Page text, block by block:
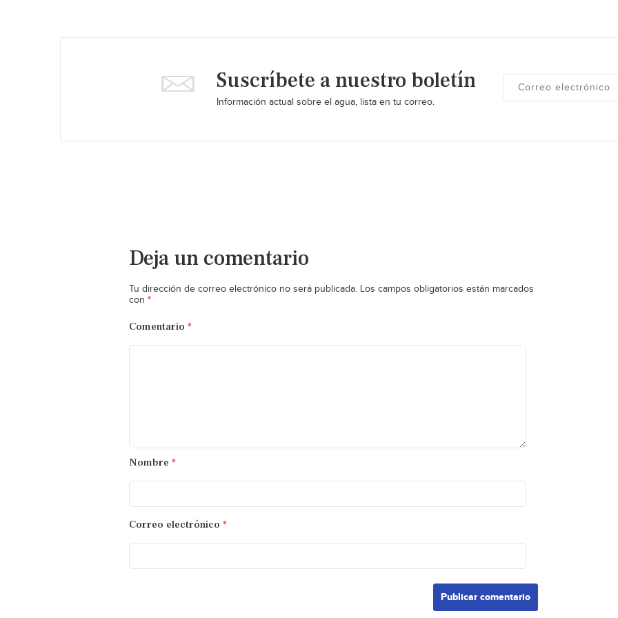
Suscríbete a nuestro boletín
Información actual sobre el agua, lista en tu correo.
Deja un comentario
Tu dirección de correo electrónico no será publicada. Los campos obligatorios están marcados
con *
Comentario *
Nombre *
Correo electrónico *